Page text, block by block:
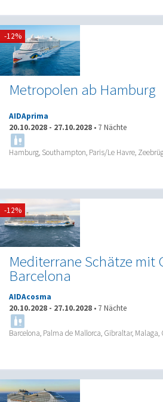
Metropolen ab Hamburg
AIDAprima
20.10.2028 - 27.10.2028 • 7 Nächte
Hamburg, Southampton, Paris/Le Havre,
-12%
Mediterrane Schätze mit
Barcelona
AIDAcosma
20.10.2028 - 27.10.2028 • 7 Nächte
Barcelona, Palma de Mallorca, Gibraltar,
-12%